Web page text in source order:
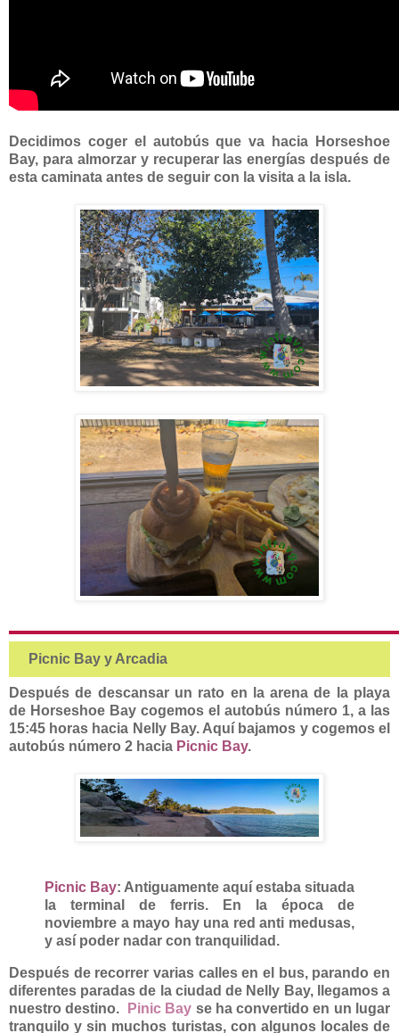
Decidimos coger el autobús que va hacia
Horseshoe
Bay, para almorzar y recuperar las energías después de
esta caminata antes de seguir con la visita a la isla.
Picnic Bay y Arcadia
Después de descansar un rato en la arena de la playa
de Horseshoe Bay cogemos el autobús número 1, a las
15:45 horas hacia Nelly Bay. Aquí bajamos y cogemos el
autobús número 2 hacia Picnic Bay.
Picnic Bay: Antiguamente aquí estaba situada
la terminal de ferris. En la época de
noviembre a mayo hay una red anti medusas,
y así poder nadar con tranquilidad.
Después de recorrer varias calles en el bus, parando en
diferentes paradas de la ciudad de Nelly Bay, llegamos a
nuestro destino.
Pinic Bay se ha convertido en un lugar
tranquilo y sin muchos turistas, con algunos locales de